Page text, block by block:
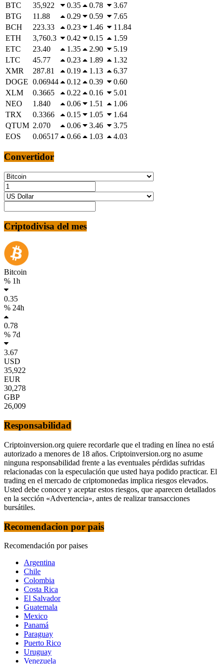
BTC
35,922 0.35 0.78
3.67
BTG
11.88 0.29 0.59
7.65
BCH
223.33 0.23 1.46
11.84
ETH
3,760.3 0.42 0.15
1.59
ETC
23.40 1.35 2.90
5.19
LTC
45.77 0.23 1.89
1.32
XMR
287.81 0.19 1.13
6.37
DOGE 0.06944 0.12 0.39
0.60
XLM
0.3665 0.22 0.16
5.01
NEO
1.840 0.06 1.51
1.06
TRX
0.3366 0.15 1.05
1.64
QTUM 2.070 0.06 3.46
3.75
EOS
0.06517 0.66 1.03 4.03
Convertidor
Criptodivisa del mes
Bitcoin
% 1h
0.35
% 24h
0.78
% 7d
3.67
USD
35,922
EUR
30,278
GBP
26,009
Responsabilidad
Criptoinversion.org quiere recordarle que el trading en línea no está
autorizado a menores de 18 años. Criptoinversion.org no asume
ninguna responsabilidad frente a las eventuales pérdidas sufridas
relacionadas con la especulación que usted haya podido practicar. El
trading en el mercado de criptomonedas implica riesgos elevados.
Usted debe conocer y aceptar estos riesgos, que aparecen detallados
en la sección «Advertencia», antes de realizar transacciones
bursátiles.
Recomendacion por pais
Recomendación por paises
Argentina
Chile
Colombia
Costa Rica
El Salvador
Guatemala
Mexico
Panamá
Paraguay
Puerto Rico
Uruguay
Venezuela